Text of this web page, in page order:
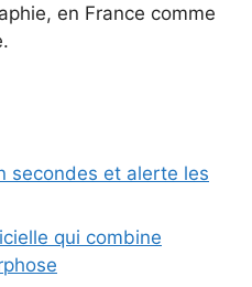
en France comme
secondes et alerte les
qui combine